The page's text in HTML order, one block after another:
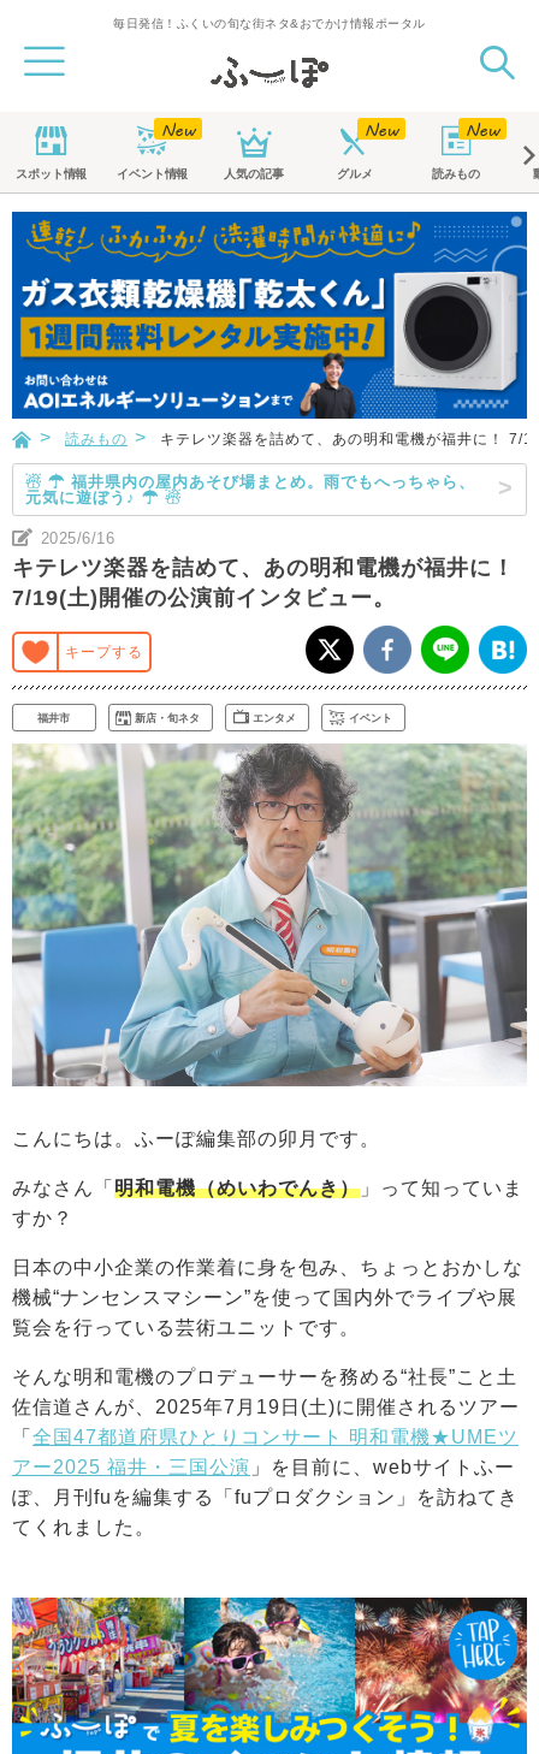
毎日発信！ふくいの旬な街ネタ&おでかけ情報ポータル
スポット情報 イベント情報 人気の記事 グルメ 読みもの
読みもの キテレツ楽器を詰めて、あの明和電機が福井に！ 7/
☃ ☂ 福井県内の屋内あそび場まとめ。雨でもへっちゃら、
元気に遊ぼう♪ ☂ ☃
2025/6/16
キテレツ楽器を詰めて、あの明和電機が福井に！
7/19(土)開催の公演前インタビュー。
キープする
福井市 新店・旬ネタ エンタメ イベント
こんにちは。ふーぽ編集部の卯月です。
みなさん「 明和電機（めいわでんき） 」って知っていま
すか？
日本の中小企業の作業着に身を包み、ちょっとおかしな
機械“ナンセンスマシーン”を使って国内外でライブや展
覧会を行っている芸術ユニットです。
そんな明和電機のプロデューサーを務める“社長”こと土
佐信道さんが、2025年7月19日(土)に開催されるツアー
「 全国47都道府県ひとりコンサート 明和電機★UMEツ
アー2025 福井・三国公演 」を目前に、webサイトふー
ぽ、月刊fuを編集する「fuプロダクション」を訪ねてき
てくれました。